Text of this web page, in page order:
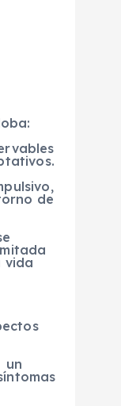
de
vida
un